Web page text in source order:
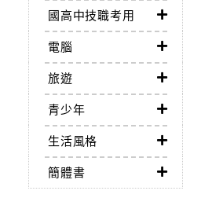
國高中技職考用
電腦
旅遊
青少年
生活風格
簡體書